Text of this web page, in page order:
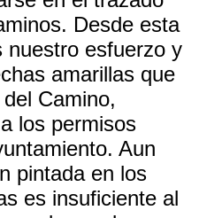
Desde esta
nuestro esfuerzo y
amarillas que
Camino,
los permisos
Aun
pintada en los
es insuficiente al